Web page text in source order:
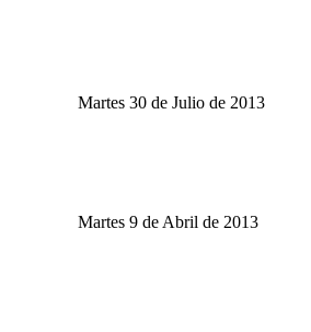
Martes 30 de Julio de 2013
Martes 9 de Abril de 2013